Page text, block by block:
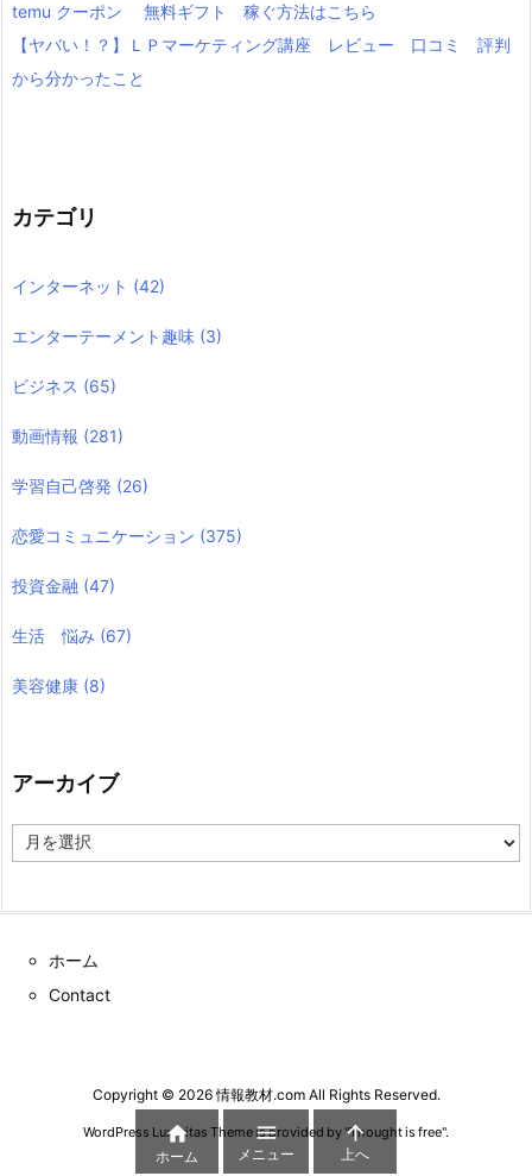
temu クーポン 無料ギフト 稼ぐ方法はこちら
【ヤバい！？】ＬＰマーケティング講座 レビュー 口コミ 評判
から分かったこと
カテゴリ
インターネット (42)
エンターテーメント趣味 (3)
ビジネス (65)
動画情報 (281)
学習自己啓発 (26)
恋愛コミュニケーション (375)
投資金融 (47)
生活 悩み (67)
美容健康 (8)
アーカイブ
ー
ホーム
Contact
Copyright © 2026 情報教材.comAll Rights Reserved.
WordPress Luxeritas Theme is provided by "Thought is free".

ホーム

メニュー

上へ